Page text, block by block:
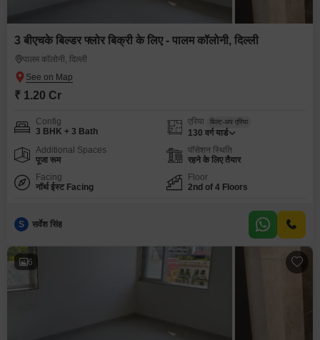
3 बीएचके बिल्डर फ्लोर बिक्री के लिए - पालम कॉलोनी, दिल्ली
पालम कॉलोनी, दिल्ली
₹ 1.20 Cr
Config
3 BHK + 3 Bath
एरिया बिल्ट-अप एरिया
130 वर्ग यार्ड
Additional Spaces
पूजा रूम
पॉसेशन स्थिति
रहने के लिए तैयार
Facing
नॉर्थ ईस्ट Facing
Floor
2nd of 4 Floors
S सर्वेश सिंह
6